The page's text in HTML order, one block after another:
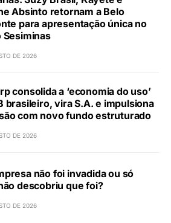
Absinto retornam a Belo
para apresentação única no
Sesiminas
DE 2026
consolida a ‘economia do uso’
brasileiro, vira S.A. e impulsiona
com novo fundo estruturado
DE 2026
não foi invadida ou só
descobriu que foi?
DE 2026